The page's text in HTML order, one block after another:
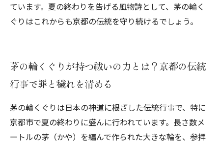
ています。夏の終わりを告げる風物詩として、茅の輪く
ぐりはこれからも京都の伝統を守り続けるでしょう。
茅の輪くぐりが持つ祓いの力とは？京都の伝統
行事で罪と穢れを清める
茅の輪くぐりは日本の神道に根ざした伝統行事で、特に
京都市で夏の終わりに盛んに行われています。長さ数メ
ートルの茅（かや）を編んで作られた大きな輪を、参拝